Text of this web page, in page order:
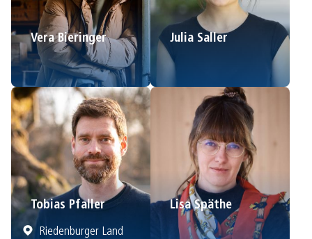
Vera Bieringer Julia Saller
Tobias Pfaller
Riedenburger Land
Lisa Späthe